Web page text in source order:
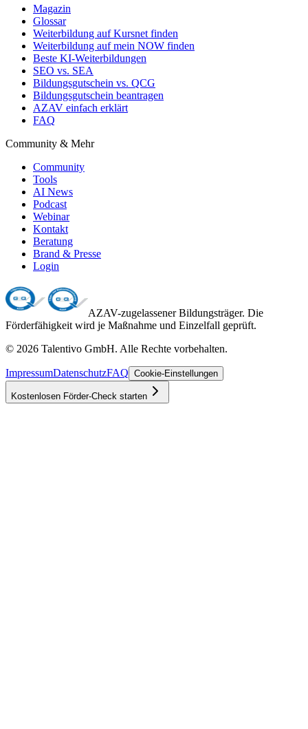
Magazin
Glossar
Weiterbildung auf Kursnet finden
Weiterbildung auf mein NOW finden
Beste KI-Weiterbildungen
SEO vs. SEA
Bildungsgutschein vs. QCG
Bildungsgutschein beantragen
AZAV einfach erklärt
FAQ
Community & Mehr
Community
Tools
AI News
Podcast
Webinar
Kontakt
Beratung
Brand & Presse
Login
AZAV-zugelassener Bildungsträger. Die
Förderfähigkeit wird je Maßnahme und Einzelfall geprüft.
© 2026 Talentivo GmbH. Alle Rechte vorbehalten.
ImpressumDatenschutzFAQ Cookie-Einstellungen
Kostenlosen Förder-Check starten